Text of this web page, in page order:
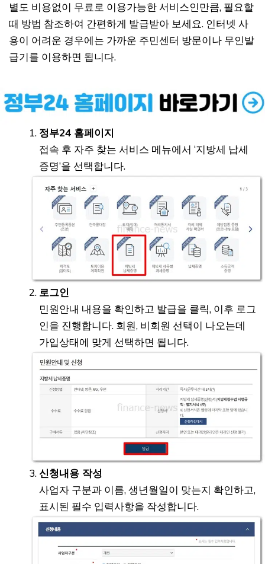
별도 비용없이 무료로 이용가능한 서비스인만큼, 필요할
때 방법 참조하여 간편하게 발급받아 보세요. 인터넷 사
용이 어려운 경우에는 가까운 주민센터 방문이나 무인발
급기를 이용하면 됩니다.
정부24 홈페이지
접속 후 자주 찾는 서비스 메뉴에서 ‘지방세 납세
증명’을 선택합니다.
로그인
민원안내 내용을 확인하고 발급을 클릭, 이후 로그
인을 진행합니다. 회원, 비회원 선택이 나오는데
가입상태에 맞게 선택하면 됩니다.
신청내용 작성
사업자 구분과 이름, 생년월일이 맞는지 확인하고,
표시된 필수 입력사항을 작성합니다.